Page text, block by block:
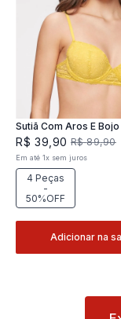
Sutiã Com Aros E
R$ 39 90 R$ 89,90
Em até1x sem juros
4 Peças
-
50%OFF
Adicionar na